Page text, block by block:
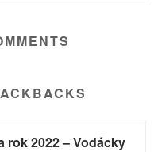
rok 2022 – Vodácky